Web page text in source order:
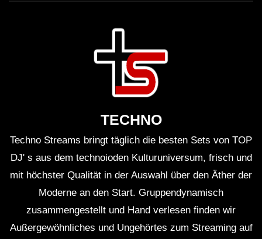
TECHNO
Techno Streams bringt täglich die besten Sets von TOP
DJ' s aus dem technoioden Kulturuniversum, frisch und
mit höchster Qualität in der Auswahl über den Äther der
Moderne an den Start. Gruppendynamisch
zusammengestellt und Hand verlesen finden wir
Außergewöhnliches und Ungehörtes zum Streaming auf